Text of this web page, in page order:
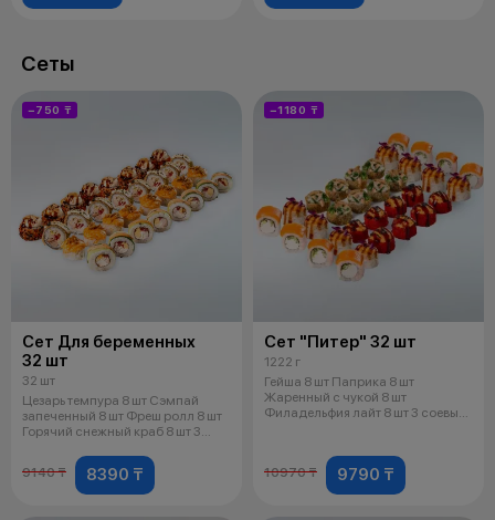
Сеты
−750 ₸
Сет Для беременных
32 шт
32 шт
Цезарь темпура 8 шт Сэмпай
запеченный 8 шт Фреш ролл 8 шт
Горячий снежный краб 8 шт 3
9140 ₸
8390 ₸
−1180 ₸
Сет "Питер" 32 шт
1222 г
Гейша 8 шт Паприка 8 шт
Жаренный с чукой 8 шт
Филадельфия лайт 8 шт 3 соевых
10970 ₸ 9790 ₸